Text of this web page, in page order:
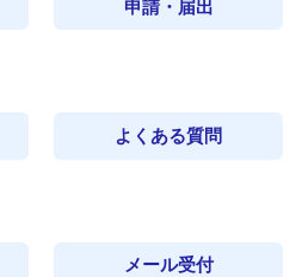
申請・届出
よくある質問
メール受付